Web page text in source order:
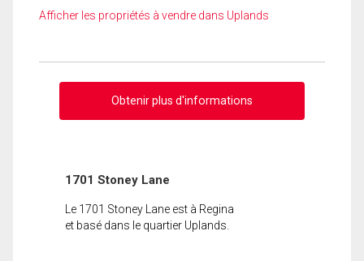
Afficher les propriétés à vendre dans Uplands
Obtenir plus d'informations
1701 Stoney Lane
Le 1701 Stoney Lane est à Regina
et basé dans le quartier Uplands.